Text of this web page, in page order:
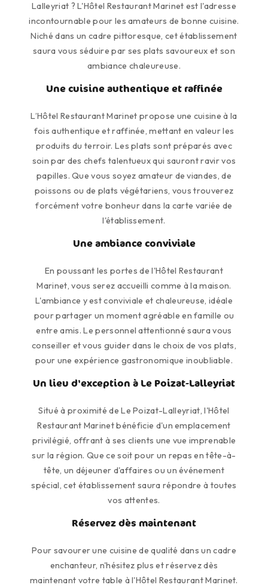
Lalleyriat ? L'Hôtel Restaurant Marinet est l'adresse
incontournable pour les amateurs de bonne cuisine.
Niché dans un cadre pittoresque, cet établissement
saura vous séduire par ses plats savoureux et son
ambiance chaleureuse.
Une cuisine authentique et raffinée
L’Hôtel Restaurant Marinet propose une cuisine à la
fois authentique et raffinée, mettant en valeur les
produits du terroir. Les plats sont préparés avec
soin par des chefs talentueux qui sauront ravir vos
papilles. Que vous soyez amateur de viandes, de
poissons ou de plats végétariens, vous trouverez
forcément votre bonheur dans la carte variée de
l'établissement.
Une ambiance conviviale
En poussant les portes de l'Hôtel Restaurant
Marinet, vous serez accueilli comme à la maison.
L'ambiance y est conviviale et chaleureuse, idéale
pour partager un moment agréable en famille ou
entre amis. Le personnel attentionné saura vous
conseiller et vous guider dans le choix de vos plats,
pour une expérience gastronomique inoubliable.
Un lieu d'exception à Le Poizat-Lalleyriat
Situé à proximité de Le Poizat-Lalleyriat, l'Hôtel
Restaurant Marinet bénéficie d'un emplacement
privilégié, offrant à ses clients une vue imprenable
sur la région. Que ce soit pour un repas en tête-à-
tête, un déjeuner d'affaires ou un événement
spécial, cet établissement saura répondre à toutes
vos attentes.
Réservez dès maintenant
Pour savourer une cuisine de qualité dans un cadre
enchanteur, n'hésitez plus et réservez dès
maintenant votre table à l'Hôtel Restaurant Marinet.